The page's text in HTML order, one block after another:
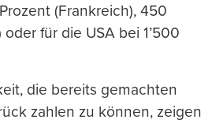
(Frankreich), 450
für die USA bei 1’500
die bereits gemachten
zahlen zu können, zeigen